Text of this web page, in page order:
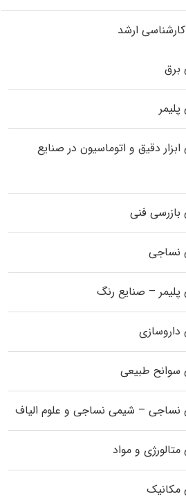
ارشد
برق
دقیق و اتوماسیون در صنایع
فنی
نساجی
– صنایع رنگ
سوانح طبیعی
نساجی – شیمی نساجی و علوم الیاف
و مواد
مکانیک